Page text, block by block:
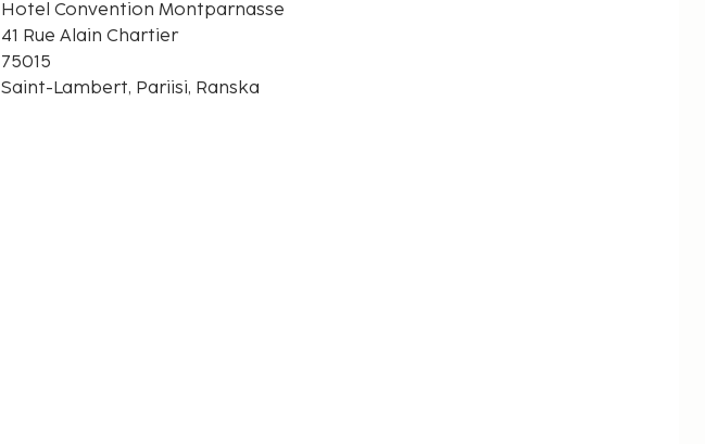
Hotel Convention Montparnasse
41 Rue Alain Chartier
75015
Saint-Lambert, Pariisi, Ranska